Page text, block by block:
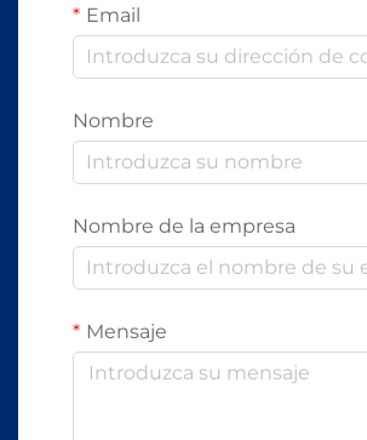
Email
Nombre
Nombre de la empresa
Mensaje